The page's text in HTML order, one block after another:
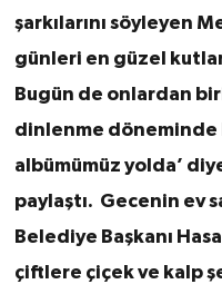
şarkılarını söyleyen
günleri en güzel
Bugün de onlardan
dinlenme döneminde
albümümüz yolda’
paylaştı. Gecenin ev
Belediye Başkanı
çiftlere çiçek ve kalp